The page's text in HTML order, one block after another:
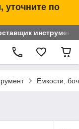
уточните по
Емкости,